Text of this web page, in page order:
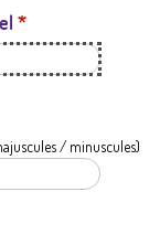
e
*
/ minuscules)